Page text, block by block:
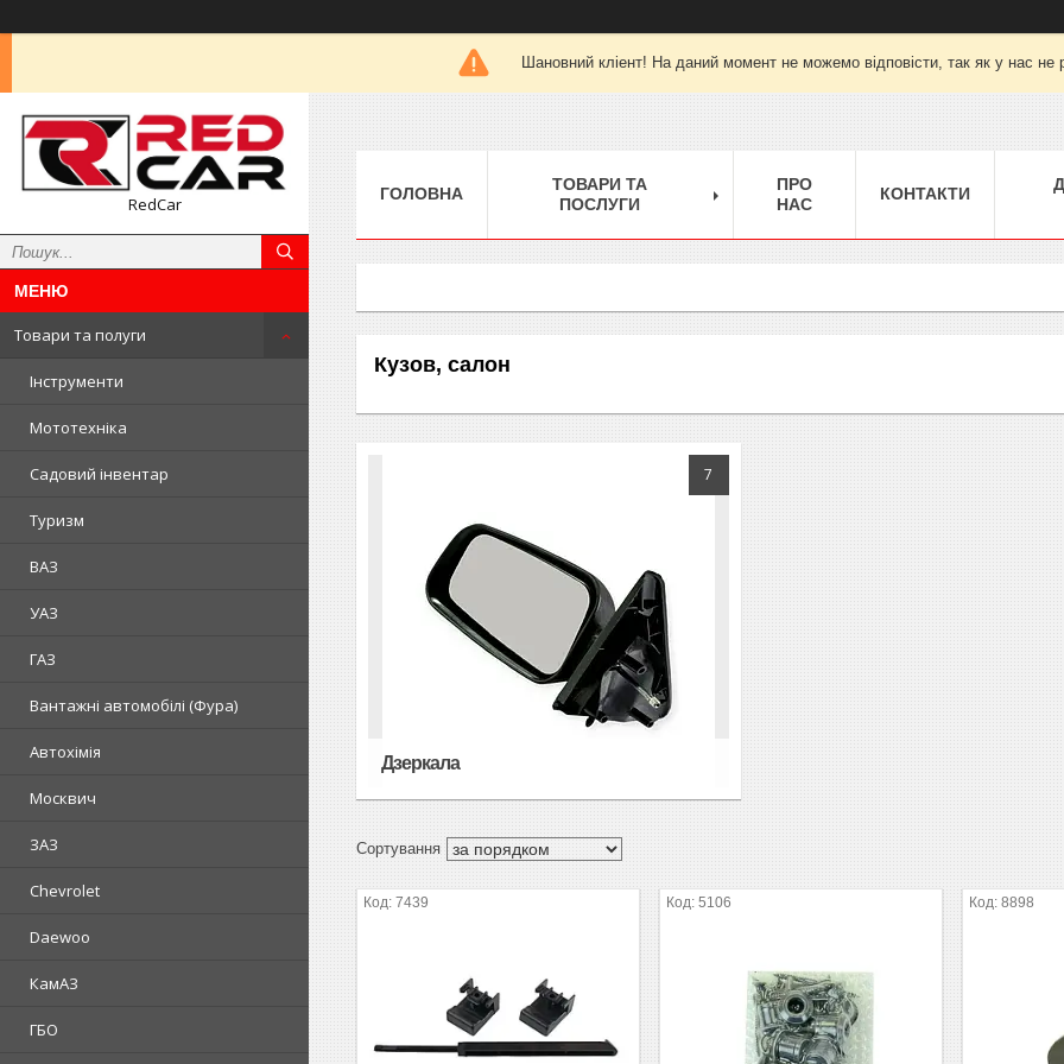
Шановний кліент! На даний момент не можемо відповісти, так як у нас не
RedCar
Товари та полуги
Інструменти
Мототехніка
Садовий інвентар
Туризм
ВАЗ
УАЗ
ГАЗ
Вантажні автомобілі (Фура)
Автохімія
Москвич
ЗАЗ
Chevrolet
Daewoo
КамАЗ
ГБО
ГОЛОВНА
ТОВАРИ ТА
ПОСЛУГИ
ПРО
НАС
КОНТАКТИ
Кузов, салон
7
Дзеркала
7439 5106 8898